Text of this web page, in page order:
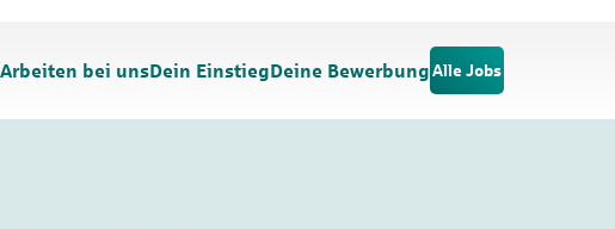
Arbeiten bei unsDein EinstiegDeine Bewerbung Alle Jobs